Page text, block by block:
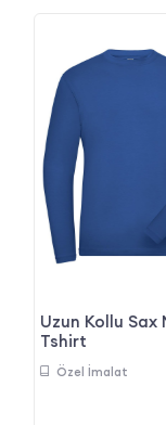
Uzun Kollu Sax
Tshirt
Özel İmalat